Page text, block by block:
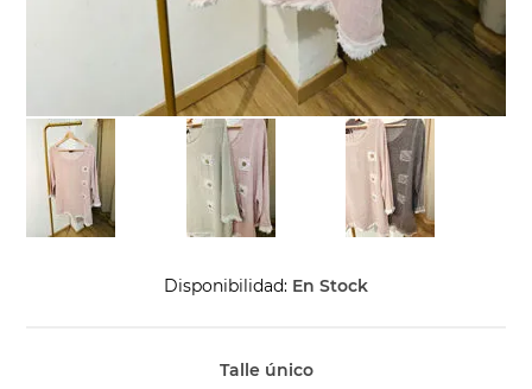
Disponibilidad: En Stock
Talle único